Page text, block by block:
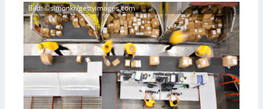
Bild: ©simonkr/gettyimages.com